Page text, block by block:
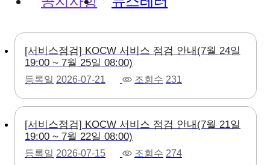
[서비스점검] KOCW 서비스 점검 안내(7월 24일
19:00 ~ 7월 25일 08:00)
등록일 2026-07-21 조회수 231
[서비스점검] KOCW 서비스 점검 안내(7월 21일
19:00 ~ 7월 22일 08:00)
등록일 2026-07-15 조회수 274